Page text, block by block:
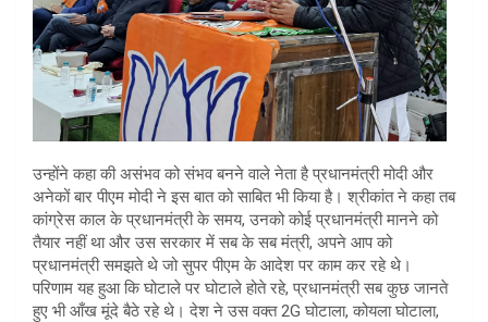
उन्होंने कहा की असंभव को संभव बनने वाले नेता है प्रधानमंत्री मोदी और
अनेकों बार पीएम मोदी ने इस बात को साबित भी किया है। श्रीकांत ने कहा तब
कांग्रेस काल के प्रधानमंत्री के समय, उनको कोई प्रधानमंत्री मानने को
तैयार नहीं था और उस सरकार में सब के सब मंत्री, अपने आप को
प्रधानमंत्री समझते थे जो सुपर पीएम के आदेश पर काम कर रहे थे।
परिणाम यह हुआ कि घोटाले पर घोटाले होते रहे, प्रधानमंत्री सब कुछ जानते
हुए भी आँख मूंदे बैठे रहे थे। देश ने उस वक्त 2G घोटाला, कोयला घोटाला,